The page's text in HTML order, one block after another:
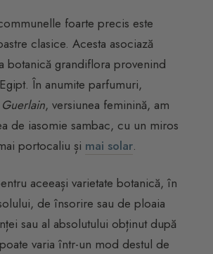
foarte precis este
clasice. Acesta asociază
botanică grandiflora provenind
În anumite parfumuri,
Guerlain, versiunea feminină, am
de iasomie sambac, cu un miros
portocaliu și mai solar.
aceeași varietate botanică, în
de însorire sau de ploaia
sau al absolutului obținut după
varia într-un mod destul de